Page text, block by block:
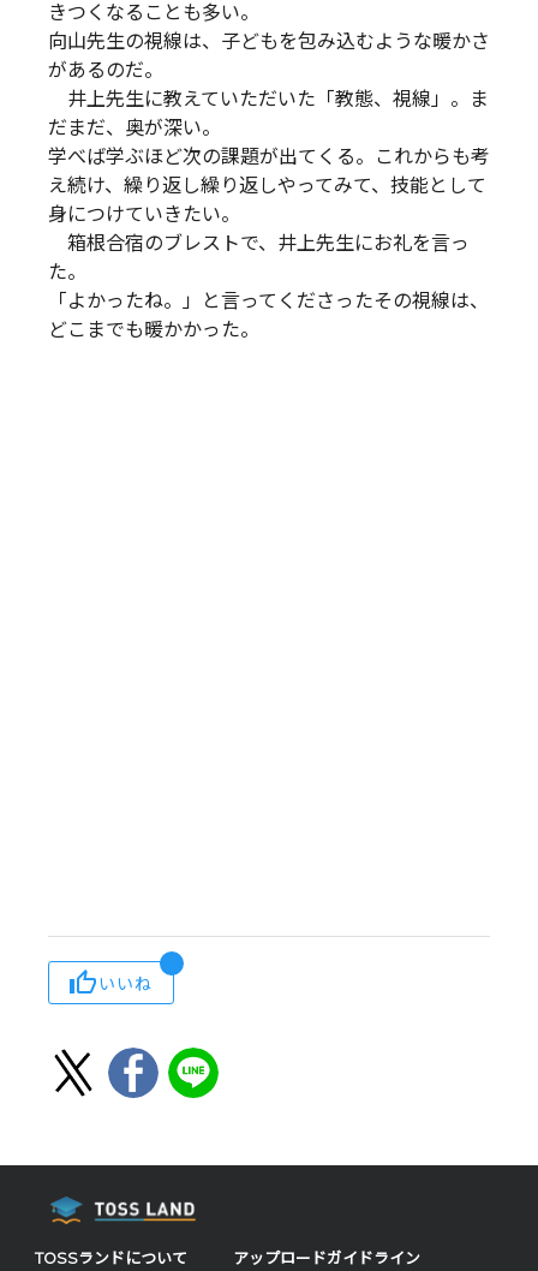
きつくなることも多い。
向山先生の視線は、子どもを包み込むような暖かさ
があるのだ。
井上先生に教えていただいた「教態、視線」。ま
だまだ、奥が深い。
学べば学ぶほど次の課題が出てくる。これからも考
え続け、繰り返し繰り返しやってみて、技能として
身につけていきたい。
箱根合宿のブレストで、井上先生にお礼を言っ
た。
「よかったね。」と言ってくださったその視線は、
どこまでも暖かかった。
いいね
TOSSランドについて アップロードガイドライン